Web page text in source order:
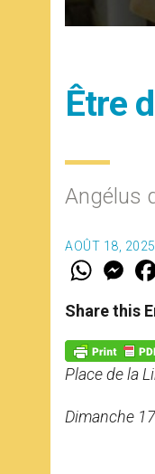
Être
Angélus
AOÛT 18,
W
t
s
p
p
M
e
s
e
g
e
r
Share this
Place de la
Dimanche